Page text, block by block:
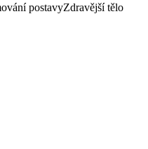
postavyZdravější tělo